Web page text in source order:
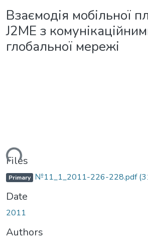
Взаємодія мобільної
J2ME з
глобальної мережі
Files
Primary №11_1_2011-226-228.pdf
Date
2011
Authors